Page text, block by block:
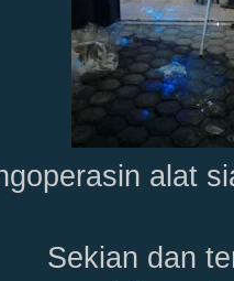
alat
Sekian dan